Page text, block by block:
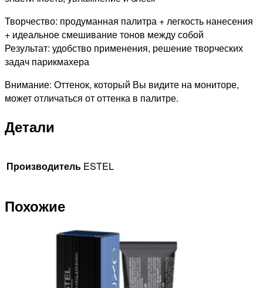
Творчество: продуманная палитра + легкость нанесения
+ идеальное смешивание тонов между собой
Результат: удобство применения, решение творческих
задач парикмахера
Внимание: Оттенок, который Вы видите на мониторе,
может отличаться от оттенка в палитре.
Детали
Производитель ESTEL
Похожие